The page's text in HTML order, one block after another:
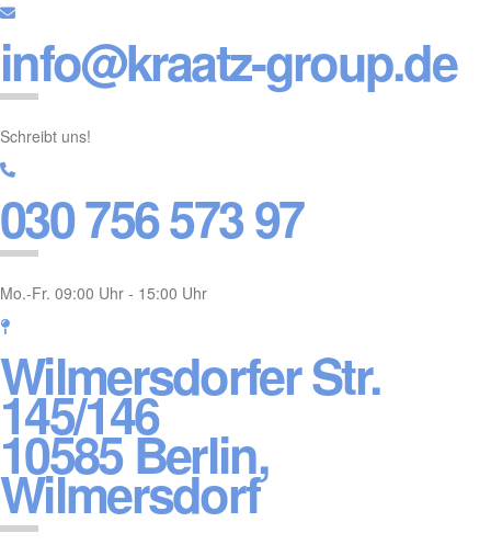
info@kraatz-group.de
Schreibt uns!
030 756 573 97
Mo.-Fr. 09:00 Uhr - 15:00 Uhr
Wilmersdorfer Str.
145/146
10585 Berlin,
Wilmersdorf